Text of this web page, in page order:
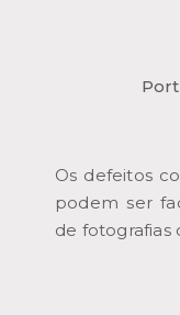
Os defeitos
podem ser
de fotografias